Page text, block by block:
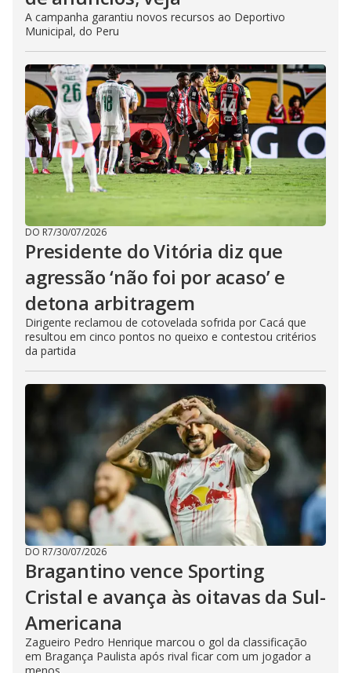
A campanha garantiu novos recursos ao Deportivo
Municipal, do Peru
DO R7/30/07/2026
Presidente do Vitória diz que
agressão ‘não foi por acaso’ e
detona arbitragem
Dirigente reclamou de cotovelada sofrida por Cacá que
resultou em cinco pontos no queixo e contestou critérios
da partida
DO R7/30/07/2026
Bragantino vence Sporting
Cristal e avança às oitavas da Sul-
Americana
Zagueiro Pedro Henrique marcou o gol da classificação
em Bragança Paulista após rival ficar com um jogador a